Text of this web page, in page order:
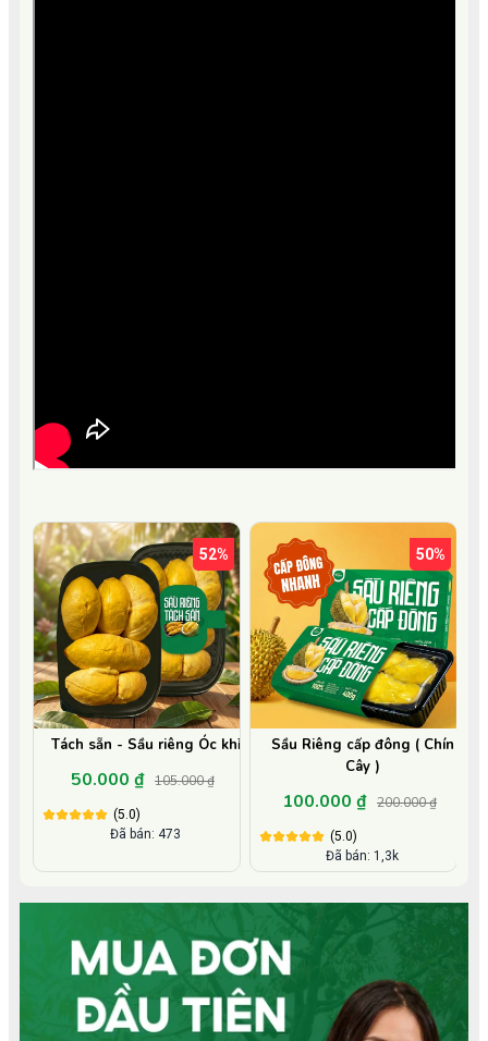
52%
Tách sẵn - Sầu riêng Óc khỉ
50.000 ₫ 105.000 ₫
(5.0)
Đã bán: 473
50%
Sầu Riêng cấp đông ( Chín
Cây )
100.000 ₫ 200.000 ₫
(5.0)
Đã bán: 1,3k